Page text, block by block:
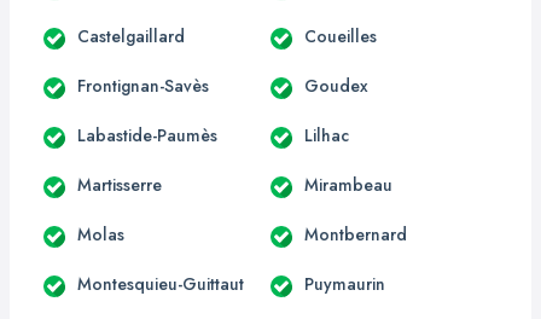
Castelgaillard Coueilles
Frontignan-Savès Goudex
Labastide-Paumès Lilhac
Martisserre Mirambeau
Molas Montbernard
Montesquieu-Guittaut Puymaurin